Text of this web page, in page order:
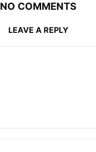
NO COMMENTS
LEAVE A REPLY